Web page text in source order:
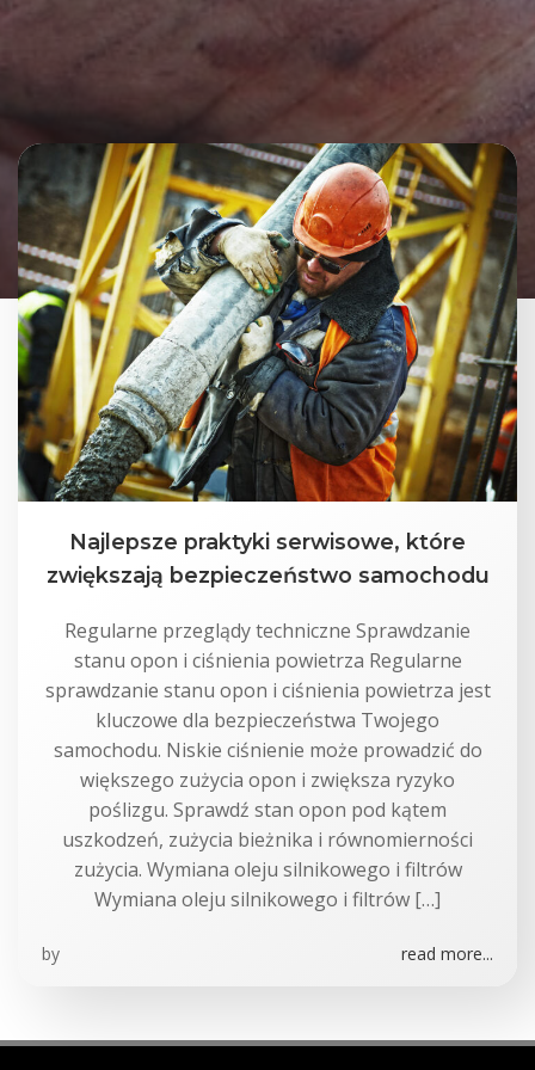
Najlepsze praktyki serwisowe, które
zwiększają bezpieczeństwo samochodu
Regularne przeglądy techniczne Sprawdzanie
stanu opon i ciśnienia powietrza Regularne
sprawdzanie stanu opon i ciśnienia powietrza jest
kluczowe dla bezpieczeństwa Twojego
samochodu. Niskie ciśnienie może prowadzić do
większego zużycia opon i zwiększa ryzyko
poślizgu. Sprawdź stan opon pod kątem
uszkodzeń, zużycia bieżnika i równomierności
zużycia. Wymiana oleju silnikowego i filtrów
Wymiana oleju silnikowego i filtrów […]
by read more...